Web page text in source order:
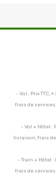
- Vol : Prix
frais de
- Vol + Hôtel :
livraison, frais
- Train + Hôtel
frais de